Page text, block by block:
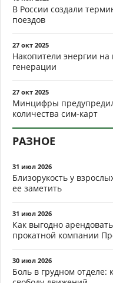
В России создали
поездов
27 окт 2025
Накопители энергии
генерации
27 окт 2025
Минцифры
количества сим-карт
РАЗНОЕ
31 июл 2026
Близорукость у
ее заметить
31 июл 2026
Как выгодно
прокатной компании
30 июл 2026
Боль в грудном